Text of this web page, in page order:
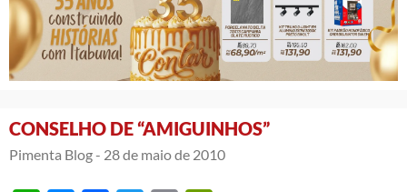
CONSELHO DE “AMIGUINHOS”
Pimenta Blog - 28 de maio de 2010